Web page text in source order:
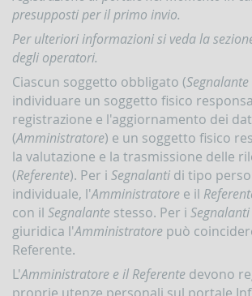
sicurezza
internazionale
Indicatori,
schemi
comunicazioni
inerenti
profili
di
anomalia
Criteri
per
gestione
delle
comunicazioni
rivolte
presupposti per il primo invio.
Per ulteriori informazioni si veda la
degli operatori.
Ciascun soggetto obbligato (Segnalante
individuare un soggetto fisico
registrazione e l'aggiornamento dei
(Amministratore) e un soggetto fisico
la valutazione e la trasmissione delle
(Referente). Per i Segnalanti di tipo
individuale, l'Amministratore e il
con il Segnalante stesso. Per i Segnalanti
giuridica l'Amministratore può
Referente.
L'Amministratore e il Referente devono